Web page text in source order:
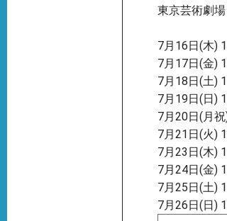
東京芸術劇
7月16日(木)
7月17日(金)
7月18日(土)
7月19日(日)
7月20日(月
7月21日(火)
7月23日(木)
7月24日(金)
7月25日(土)
7月26日(日)